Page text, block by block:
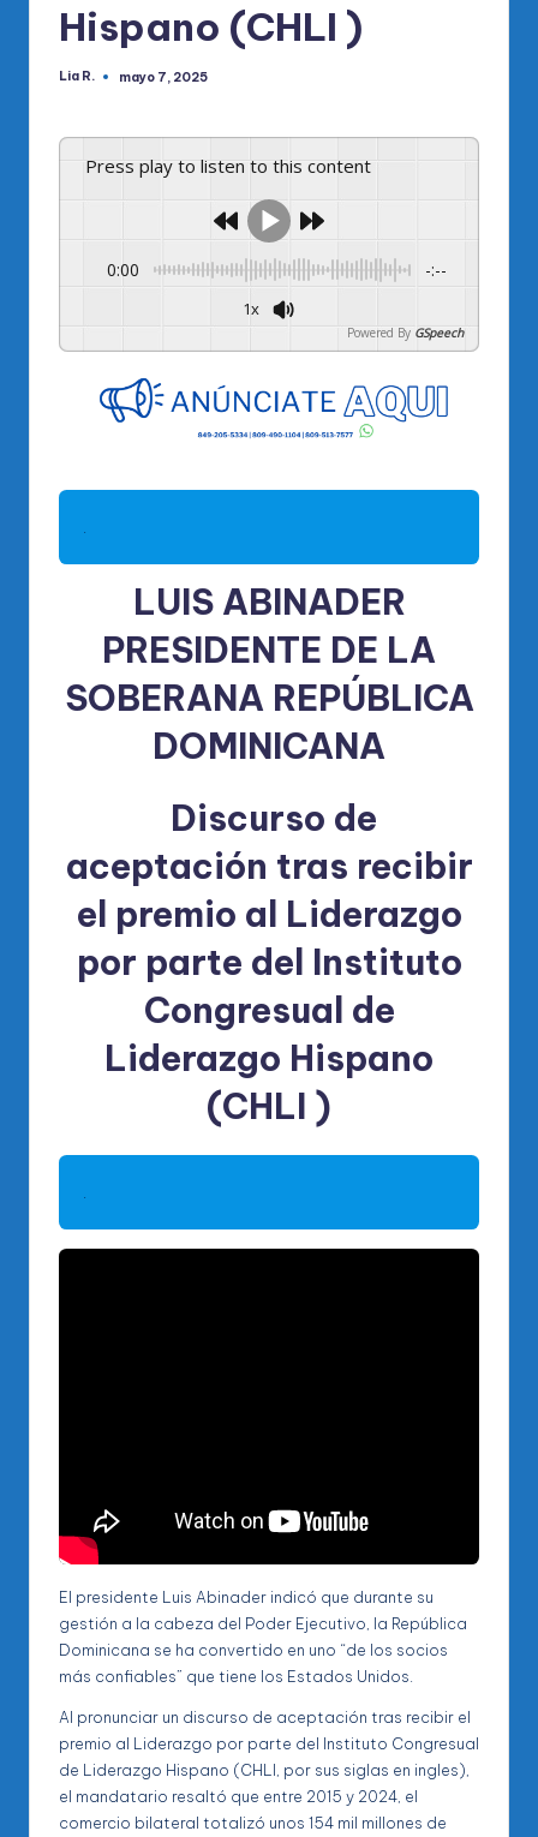
Hispano (CHLI )
Publicado
Lia R. mayo 7, 2025
Press play to listen to this content
0:00 -:--
1x
Powered By GSpeech
.
LUIS ABINADER
PRESIDENTE DE LA
SOBERANA REPÚBLICA
DOMINICANA
Discurso de
aceptación tras recibir
el premio al Liderazgo
por parte del Instituto
Congresual de
Liderazgo Hispano
(CHLI )
.
El presidente Luis Abinader indicó que durante su
gestión a la cabeza del Poder Ejecutivo, la República
Dominicana se ha convertido en uno “de los socios
más confiables” que tiene los Estados Unidos.
Al pronunciar un discurso de aceptación tras recibir el
premio al Liderazgo por parte del Instituto Congresual
de Liderazgo Hispano (CHLI, por sus siglas en ingles),
el mandatario resaltó que entre 2015 y 2024, el
comercio bilateral totalizó unos 154 mil millones de